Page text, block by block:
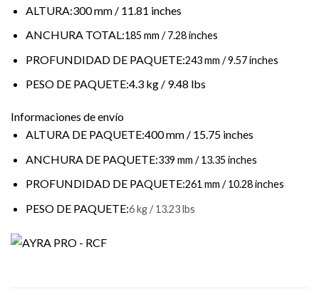
ALTURA:300 mm / 11.81 inches
ANCHURA TOTAL:185 mm / 7.28 inches
PROFUNDIDAD DE PAQUETE:243 mm / 9.57 inches
PESO DE PAQUETE:4.3 kg / 9.48 lbs
Informaciones de envío
ALTURA DE PAQUETE:400 mm / 15.75 inches
ANCHURA DE PAQUETE:339 mm / 13.35 inches
PROFUNDIDAD DE PAQUETE:261 mm / 10.28 inches
PESO DE PAQUETE:6 kg / 13.23 lbs